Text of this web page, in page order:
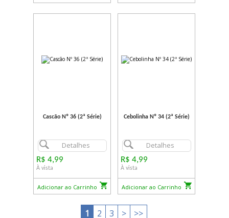
Cascão Nº 36 (2ª Série)
Detalhes
R$ 4,99
À vista
Adicionar ao Carrinho
Cebolinha Nº 34 (2ª Série)
Detalhes
R$ 4,99
À vista
Adicionar ao Carrinho
1 2 3 > >>